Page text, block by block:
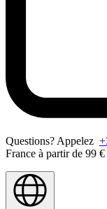
Questions? Appelez
France à partir de 99 €